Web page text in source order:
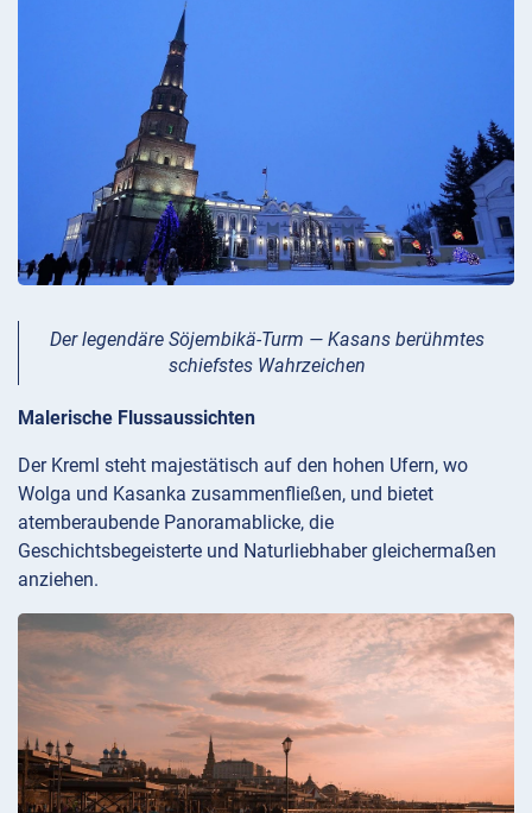
Der legendäre Söjembikä-Turm — Kasans berühmtes
schiefstes Wahrzeichen
Malerische Flussaussichten
Der Kreml steht majestätisch auf den hohen Ufern, wo
Wolga und Kasanka zusammenfließen, und bietet
atemberaubende Panoramablicke, die
Geschichtsbegeisterte und Naturliebhaber gleichermaßen
anziehen.